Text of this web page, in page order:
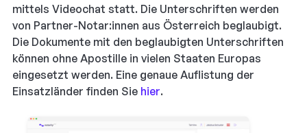
mittels Videochat statt. Die Unterschriften werden
von Partner-Notar:innen aus Österreich beglaubigt.
Die Dokumente mit den beglaubigten Unterschriften
können ohne Apostille in vielen Staaten Europas
eingesetzt werden. Eine genaue Auflistung der
Einsatzländer finden Sie hier.